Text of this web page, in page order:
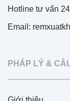
Hotline tư vấn
Email:
PHÁP LÝ &